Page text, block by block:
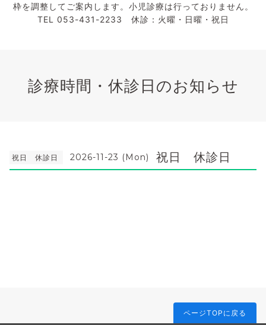
枠を調整してご案内します。小児診療は行っておりません。
TEL 053-431-2233 休診：火曜・日曜・祝日
診療時間・休診日のお知らせ
祝日 休診日 2026-11-23 (Mon) 祝日 休診日
ページTOPに戻る